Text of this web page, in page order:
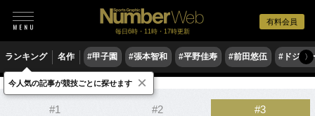
有料会員
毎日6時・11時・17時更新
ランキング 名作 #甲子園 #張本智和 #平野佳寿 #前田悠伍 #ドジャ
〉
野球 プロ野球 ドラフト会議
#1 #2 #3
今人気の記事が競技ごとに探せます ×